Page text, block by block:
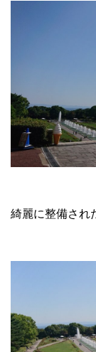
綺麗に整備され